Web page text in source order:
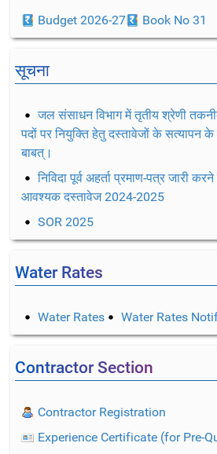
Budget 2026-27 Book No 31
सूचना
जल संसाधन विभाग में तृतीय श्रेणी
पदों पर नियुक्ति हेतु दस्तावेजों के सत्यापन
बाबत्।
निविदा पूर्व अहर्ता प्रमाण-पत्र जारी
आवश्यक दस्तावेज 2024-2025
SOR 2025
Water Rates
Water Rates Water Rates
Contractor Section
Contractor Registration
Experience Certificate (for Pre-